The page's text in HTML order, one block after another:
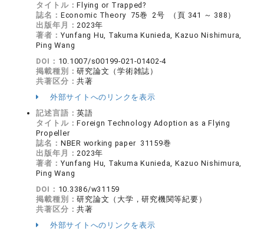
タイトル：Flying or Trapped?
誌名： Economic Theory 75巻 2号 （頁 341 ～ 388）
出版年月：2023年
著者： Yunfang Hu, Takuma Kunieda, Kazuo Nishimura,
Ping Wang
DOI： 10.1007/s00199-021-01402-4
掲載種別：研究論文（学術雑誌）
共著区分：共著
外部サイトへのリンクを表示
記述言語：英語
タイトル：Foreign Technology Adoption as a Flying
Propeller
誌名： NBER working paper 31159巻
出版年月：2023年
著者： Yunfang Hu, Takuma Kunieda, Kazuo Nishimura,
Ping Wang
DOI： 10.3386/w31159
掲載種別：研究論文（大学，研究機関等紀要）
共著区分：共著
外部サイトへのリンクを表示